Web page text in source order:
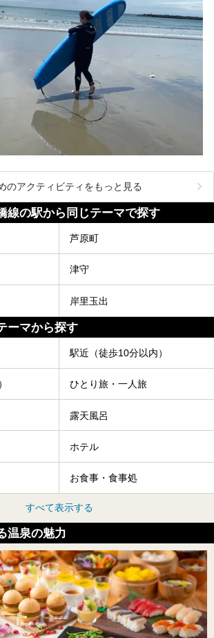
のアクティビティをもっと見る
線の駅から同じテーマで探す
芦原町
津守
岸里玉出
ーマから探す
駅近（徒歩10分以内）
ひとり旅・一人旅
露天風呂
ホテル
お食事・食事処
すべて表示する
温泉の魅力